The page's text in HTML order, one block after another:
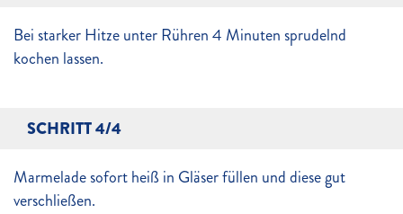
Bei starker Hitze unter Rühren 4 Minuten sprudelnd
kochen lassen.
SCHRITT 4/4
Marmelade sofort heiß in Gläser füllen und diese gut
verschließen.